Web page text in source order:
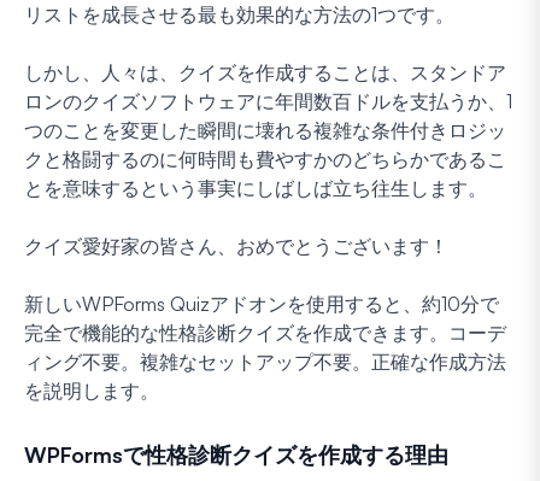
リストを成長させる最も効果的な方法の1つです。
しかし、人々は、クイズを作成することは、スタンドア
ロンのクイズソフトウェアに年間数百ドルを支払うか、1
つのことを変更した瞬間に壊れる複雑な条件付きロジッ
クと格闘するのに何時間も費やすかのどちらかであるこ
とを意味するという事実にしばしば立ち往生します。
クイズ愛好家の皆さん、おめでとうございます！
新しいWPForms Quizアドオンを使用すると、約10分で
完全で機能的な性格診断クイズを作成できます。コーデ
ィング不要。複雑なセットアップ不要。正確な作成方法
を説明します。
WPFormsで性格診断クイズを作成する理由